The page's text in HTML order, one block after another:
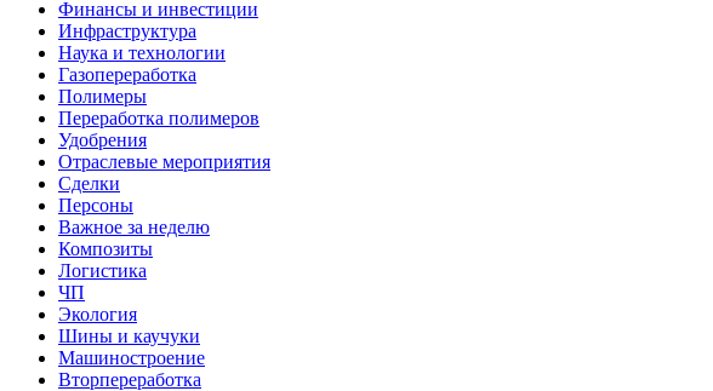
Финансы и инвестиции
Инфраструктура
Наука и технологии
Газопереработка
Полимеры
Переработка полимеров
Удобрения
Отраслевые мероприятия
Сделки
Персоны
Важное за неделю
Композиты
Логистика
ЧП
Экология
Шины и каучуки
Машиностроение
Вторпереработка